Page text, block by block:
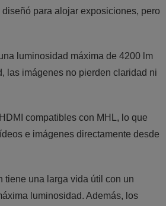
para alojar exposiciones, pero
luminosidad máxima de 4200 lm
las imágenes no pierden claridad ni
compatibles con MHL, lo que
e imágenes directamente desde
tiene una larga vida útil con un
luminosidad. Además, los